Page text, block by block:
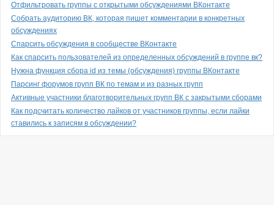
Отфильтровать группы с открытыми обсуждениями ВКонтакте
Собрать аудиторию ВК, которая пишет комментарии в конкретных
обсуждениях
Спарсить обсуждения в сообществе ВКонтакте
Как спарсить пользователей из определенных обсуждений в группе вк?
Нужна функция сбора id из темы (обсуждения) группы ВКонтакте
Парсинг форумов групп ВК по темам и из разных групп
Активные участники благотворительных групп ВК с закрытыми сборами
Как подсчитать количество лайков от участников группы, если лайки
ставились к записям в обсуждении?